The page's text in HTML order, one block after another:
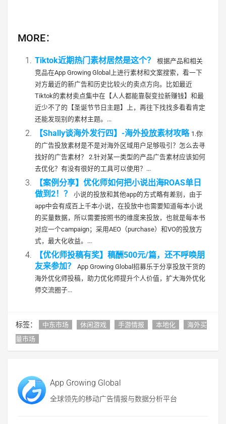
MORE：
Tiktok近期热门素材居然是这个？
根据产品和相关
竞品在App Growing Global上进行素材和文案搜索，看一下
对方最近的新广告和历史比较火的卖点方向。比如最近
Tiktok的素材卖点集中在【人人都能靠裂变拉新赚钱】和最
近少不了的【圣诞节节日主题】上，再往下找找多看看肯定
还能发现别的素材主题。...
【Shally谈海外发行四】-海外投放素材攻略 1.你
的广告投放素材是不是对海外区域用户足够吸引？怎么去寻
找好的广告素材？ 2.针对某一类型的产品广告素材应该如何
去优化？有没有很好的工具可以使用？...
【案例分享】优化师如何把小说出海ROAS单日
做到2！？
小说的投放和其他app的方式略有差别，由于
app中会有成百上千本小说，在投放中也需要知道每本小说
的买量数据，所以需要按照书的维度来投放，也就是每本书
对应一个campaign；采用AEO（purchase）和VO的投放方
式，最大化收益。...
【优化师投稿有奖】稿酬500元/篇，还不呼唤朋
友来参加？
App Growing Global招募乐于分享投放干货的
海外优化师投稿，助力优化师提升个人价值，扩大海外优化
师交流圈子...
标签： 中东市场 休闲游戏 手游情报 本地化
海外买
量市场
App Growing Global
全球领先的移动广告情报与数据分析平台